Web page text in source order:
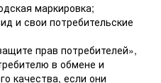
маркировка;
и свои потребительские
прав потребителей»,
в обмене и
качества, если они